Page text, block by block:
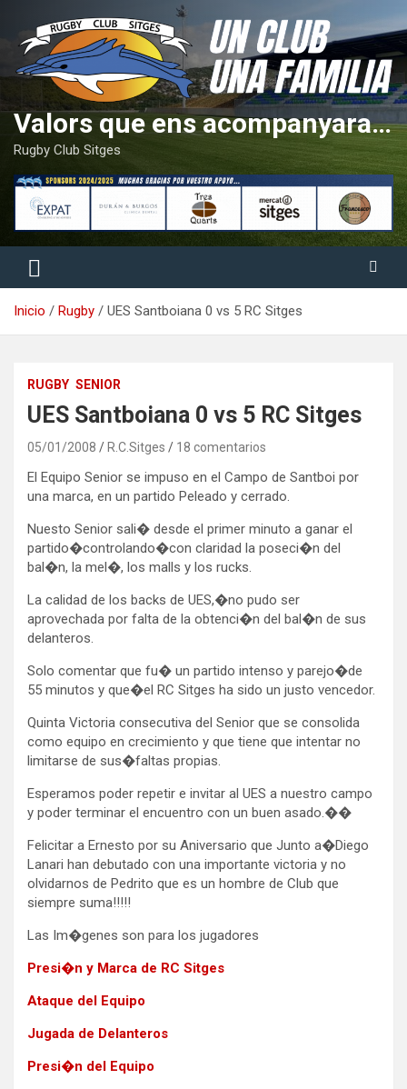
contenido
Valors que ens acompanyaran tota la vida
Rugby Club Sitges
Inicio Rugby UES Santboiana 0 vs 5 RC Sitges
RUGBY SENIOR
UES Santboiana 0 vs 5 RC Sitges
05/01/2008 R.C.Sitges 18 comentarios
El Equipo Senior se impuso en el Campo de Santboi por
una marca, en un partido Peleado y cerrado.
Nuesto Senior sali� desde el primer minuto a ganar el
partido�controlando�con claridad la poseci�n del
bal�n, la mel�, los malls y los rucks.
La calidad de los backs de UES,�no pudo ser
aprovechada por falta de la obtenci�n del bal�n de sus
delanteros.
Solo comentar que fu� un partido intenso y parejo�de
55 minutos y que�el RC Sitges ha sido un justo vencedor.
Quinta Victoria consecutiva del Senior que se consolida
como equipo en crecimiento y que tiene que intentar no
limitarse de sus�faltas propias.
Esperamos poder repetir e invitar al UES a nuestro campo
y poder terminar el encuentro con un buen asado.��
Felicitar a Ernesto por su Aniversario que Junto a�Diego
Lanari han debutado con una importante victoria y no
olvidarnos de Pedrito que es un hombre de Club que
siempre suma!!!!!
Las Im�genes son para los jugadores
Presi�n y Marca de RC Sitges
Ataque del Equipo
Jugada de Delanteros
Presi�n del Equipo